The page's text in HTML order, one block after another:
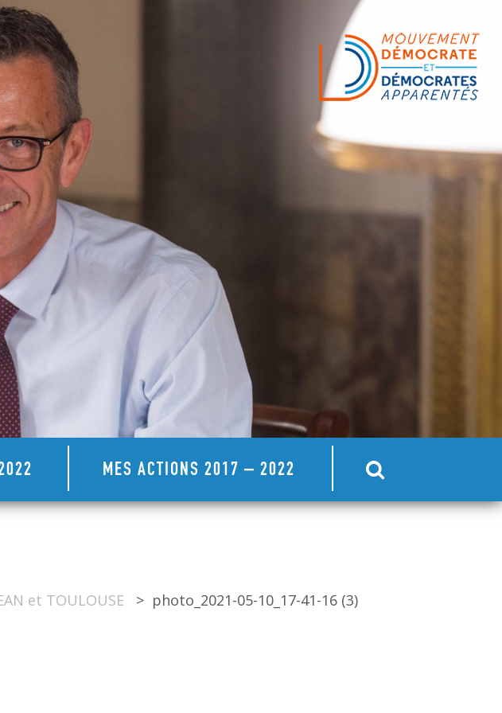
MES ACTIONS 2017 – 2022
et TOULOUSE > photo_2021-05-10_17-41-16 (3)